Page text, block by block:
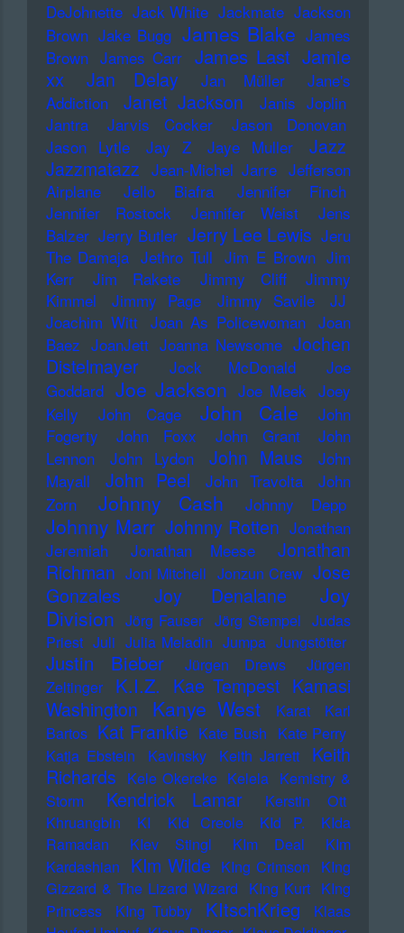
DeJohnette Jack White Jackmate Jackson
Brown Jake Bugg James Blake James
Brown James Carr James Last Jamie
xx
Jan Delay Jan Müller
Jane's
Addiction
Janet Jackson
Janis Joplin
Jantra
Jarvis Cocker
Jason Donovan
Jason Lytle
Jay Z Jaye Muller
Jazz
Jazzmatazz Jean-Michel Jarre Jefferson
Airplane
Jello Biafra
Jennifer Finch
Jennifer Rostock
Jennifer Weist
Jens
Balzer Jerry Butler Jerry Lee Lewis Jeru
The Damaja Jethro Tull Jim E Brown Jim
Kerr
Jim Rakete Jimmy Cliff
Jimmy
Kimmel
Jimmy Page Jimmy Savile
JJ
Joachim Witt Joan As Policewoman Joan
Baez JoanJett Joanna Newsome Jochen
Distelmayer
Jock McDonald
Joe
Goddard Joe Jackson Joe Meek Joey
Kelly
John Cage John Cale
John
Fogerty
John Foxx John Grant
John
Lennon
John Lydon John Maus
John
Mayall
John Peel John Travolta
John
Zorn
Johnny Cash Johnny Depp
Johnny Marr Johnny Rotten Jonathan
Jeremiah
Jonathan Meese
Jonathan
Richman Joni Mitchell Jonzun Crew Jose
Gonzales
Joy Denalane
Joy
Division Jörg Fauser Jörg Stempel Judas
Priest Juli Julia Meladin Jumpa Jungstötter
Justin Bieber Jürgen Drews
Jürgen
Zeltinger
K.I.Z. Kae Tempest Kamasi
Washington
Kanye West Karat
Karl
Bartos Kat Frankie Kate Bush Kate Perry
Katja Ebstein
Kavinsky Keith Jarrett
Keith
Richards Kele Okereke Kelela Kemistry &
Storm
Kendrick Lamar
Kerstin Ott
Khruangbin
KI KId Creole KId P.
KIda
Ramadan
KIev Stingl KIm Deal
KIm
Kardashian KIm Wilde KIng Crimson KIng
Gizzard & The Lizard Wizard KIng Kurt KIng
Princess
KIng Tubby KItschKrieg
Klaas